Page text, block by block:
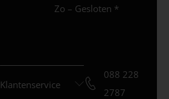
Zo – Gesloten *
Klantenservice
088 228
2787